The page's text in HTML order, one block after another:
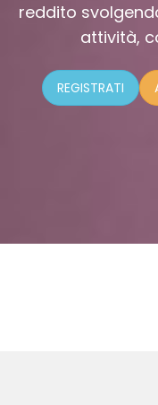
reddito
attività,
REGISTRATI